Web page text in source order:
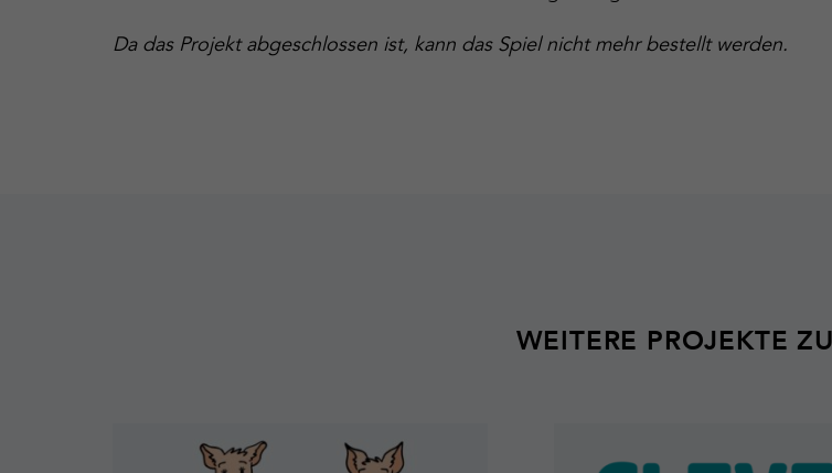
Da das Projekt abgeschlossen ist, kann das Spiel nicht mehr bestellt werden.
WEITERE PROJEKTE